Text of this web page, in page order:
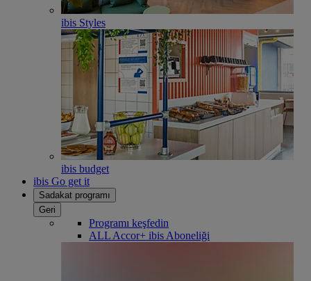
ibis Styles
ibis budget
ibis Go get it
Sadakat programı
Geri
Programı keşfedin
ALL Accor+ ibis Aboneliği